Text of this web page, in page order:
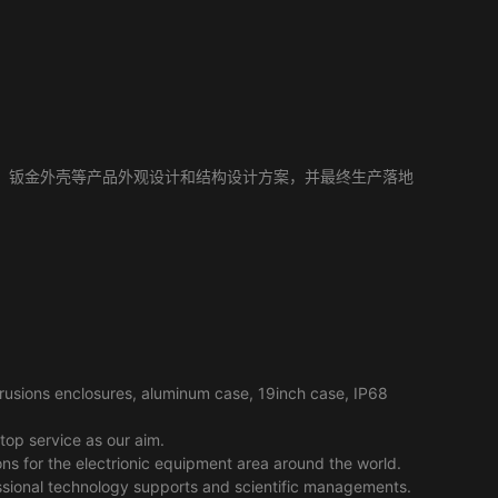
金外壳等产品外观设计和结构设计方案，并最终生产落地
enclosures, aluminum case, 19inch case, IP68
service as our aim.
for the electrionic equipment area around the world.
technology supports and scientific managements.